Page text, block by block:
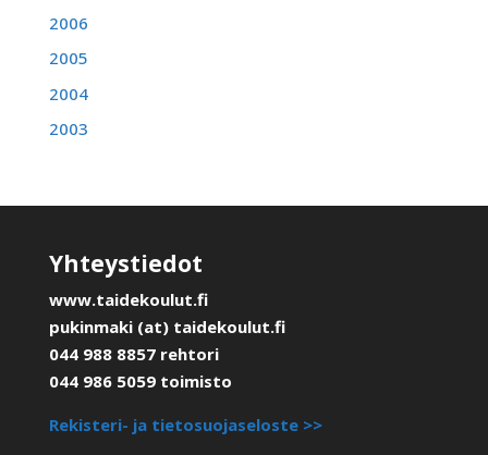
2006
2005
2004
2003
Yhteystiedot
www.taidekoulut.fi
pukinmaki (at) taidekoulut.fi
044 988 8857 rehtori
044 986 5059 toimisto
Rekisteri- ja tietosuojaseloste >>